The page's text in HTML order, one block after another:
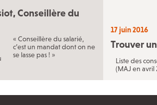
Conseillère du
« Conseillère du salarié,
c’est un mandat dont on ne
se lasse pas ! »
17 juin 2016
Trouver
Liste des
(MAJ en avril